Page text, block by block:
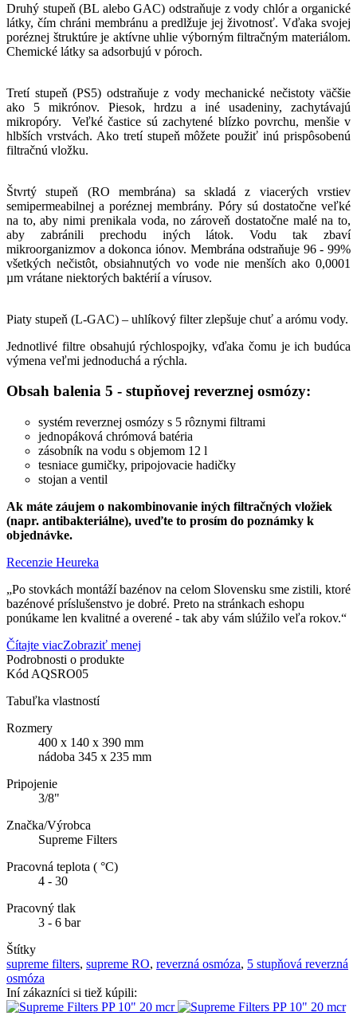
Druhý stupeň (BL alebo GAC) odstraňuje z vody chlór a organické
látky, čím chráni membránu a predlžuje jej životnosť. Vďaka svojej
poréznej štruktúre je aktívne uhlie výborným filtračným materiálom.
Chemické látky sa adsorbujú v póroch.
Tretí stupeň (PS5) odstraňuje z vody mechanické nečistoty väčšie
ako 5 mikrónov. Piesok, hrdzu a iné usadeniny, zachytávajú
mikropóry. Veľké častice sú zachytené blízko povrchu, menšie v
hlbších vrstvách. Ako tretí stupeň môžete použiť inú prispôsobenú
filtračnú vložku.
Štvrtý stupeň (RO membrána) sa skladá z viacerých vrstiev
semipermeabilnej a poréznej membrány. Póry sú dostatočne veľké
na to, aby nimi prenikala voda, no zároveň dostatočne malé na to,
aby zabránili prechodu iných látok. Vodu tak zbaví
mikroorganizmov a dokonca iónov. Membrána odstraňuje 96 - 99%
všetkých nečistôt, obsiahnutých vo vode nie menších ako 0,0001
µm vrátane niektorých baktérií a vírusov.
Piaty stupeň (L-GAC) – uhlíkový filter zlepšuje chuť a arómu vody.
Jednotlivé filtre obsahujú rýchlospojky, vďaka čomu je ich budúca
výmena veľmi jednoduchá a rýchla.
Obsah balenia 5 - stupňovej reverznej osmózy:
systém reverznej osmózy s 5 rôznymi filtrami
jednopáková chrómová batéria
zásobník na vodu s objemom 12 l
tesniace gumičky, pripojovacie hadičky
stojan a ventil
Ak máte záujem o nakombinovanie iných filtračných vložiek
(napr. antibakteriálne), uveďte to prosím do poznámky k
objednávke.
Recenzie Heureka
„Po stovkách montáží bazénov na celom Slovensku sme zistili, ktoré
bazénové príslušenstvo je dobré. Preto na stránkach eshopu
ponúkame len kvalitné a overené - tak aby vám slúžilo veľa rokov.“
Čítajte viacZobraziť menej
Podrobnosti o produkte
Kód AQSRO05
Tabuľka vlastností
Rozmery
400 x 140 x 390 mm
nádoba 345 x 235 mm
Pripojenie
3/8"
Značka/Výrobca
Supreme Filters
Pracovná teplota ( °C)
4 - 30
Pracovný tlak
3 - 6 bar
Štítky
supreme filters, supreme RO, reverzná osmóza, 5 stupňová reverzná
osmóza
Iní zákazníci si tiež kúpili: